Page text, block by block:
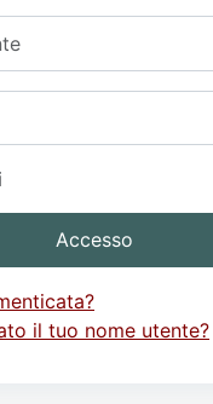
Accesso
il tuo nome utente?